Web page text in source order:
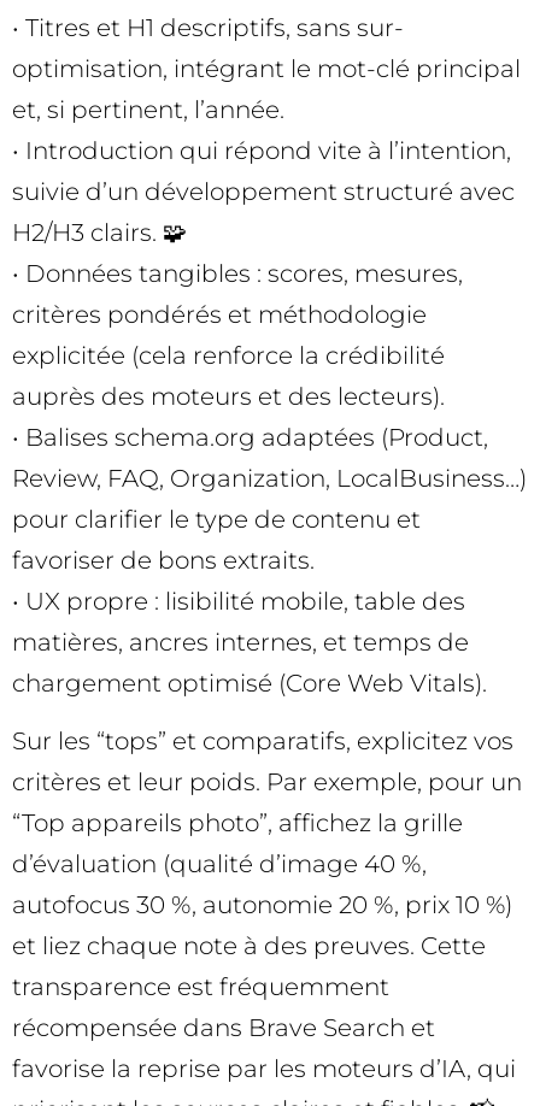
• Titres et H1 descriptifs, sans sur-
optimisation, intégrant le mot-clé principal
et, si pertinent, l’année.
• Introduction qui répond vite à l’intention,
suivie d’un développement structuré avec
H2/H3 clairs. 🧩
• Données tangibles : scores, mesures,
critères pondérés et méthodologie
explicitée (cela renforce la crédibilité
auprès des moteurs et des lecteurs).
• Balises schema.org adaptées (Product,
Review, FAQ, Organization, LocalBusiness…)
pour clarifier le type de contenu et
favoriser de bons extraits.
• UX propre : lisibilité mobile, table des
matières, ancres internes, et temps de
chargement optimisé (Core Web Vitals).
Sur les “tops” et comparatifs, explicitez vos
critères et leur poids. Par exemple, pour un
“Top appareils photo”, affichez la grille
d’évaluation (qualité d’image 40 %,
autofocus 30 %, autonomie 20 %, prix 10 %)
et liez chaque note à des preuves. Cette
transparence est fréquemment
récompensée dans Brave Search et
favorise la reprise par les moteurs d’IA, qui